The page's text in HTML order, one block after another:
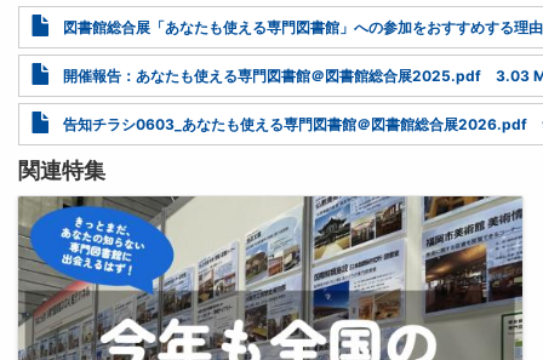
Document
図書館総合展「あなたも使える専門図書館」への参加をおすすめする理
Document
開催報告：あなたも使える専門図書館＠図書館総合展2025.pdf 3.03
Document
告知チラシ0603_あなたも使える専門図書館＠図書館総合展2026.pdf
関連特集